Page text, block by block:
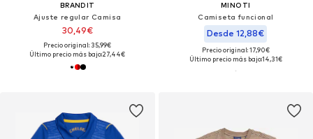
BRANDIT
Ajuste regular Camisa
30,49€
Precio original: 35,99€
Último precio más bajo:27,44€
MINOTI
Camiseta funcional
Desde 12,88€
Precio original: 17,90€
Último precio más bajo:14,31€